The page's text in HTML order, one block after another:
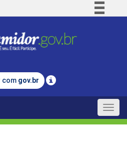
Comunica BR
Legislação
com gov.br
Toggle